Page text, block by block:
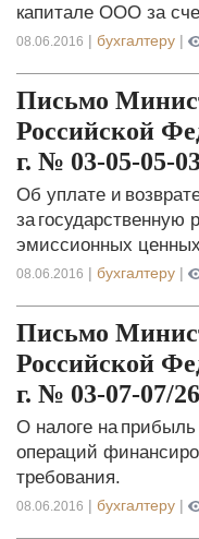
капитале ООО за
08.06.2016 | бухгалтеру |
Письмо
Российской
г. № 03-05-05-
Об уплате и
за государственную
эмиссионных
08.06.2016 | бухгалтеру |
Письмо
Российской
г. № 03-07-07/
О налоге на
операций
требования.
08.06.2016 | бухгалтеру |